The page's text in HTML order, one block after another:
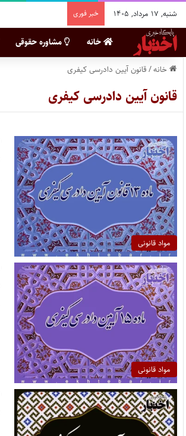
شنبه, ۱۷ مرداد, ۱۴۰۵ خبر فوری
خانه مشاوره حقوقی
خانه/قانون آیین دادرسی کیفری
قانون آیین دادرسی کیفری
مواد قانونی
مواد قانونی